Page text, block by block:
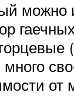
можно